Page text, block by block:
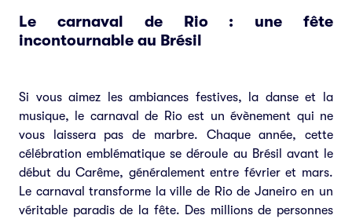
Le carnaval de Rio : une fête
incontournable au Brésil
Si vous aimez les ambiances festives, la danse et la
musique, le carnaval de Rio est un évènement qui ne
vous laissera pas de marbre. Chaque année, cette
célébration emblématique se déroule au Brésil avant le
début du Carême, généralement entre février et mars.
Le carnaval transforme la ville de Rio de Janeiro en un
véritable paradis de la fête. Des millions de personnes